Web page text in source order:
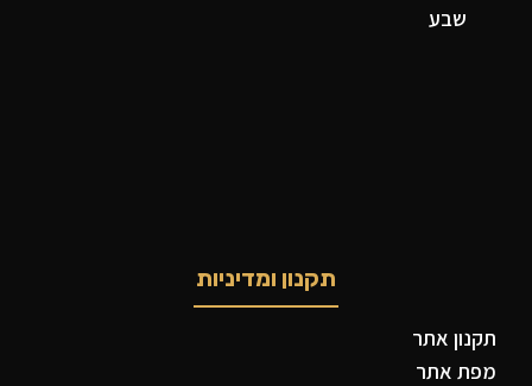
שבע
תקנון ומדיניות
תקנון אתר
מפת אתר